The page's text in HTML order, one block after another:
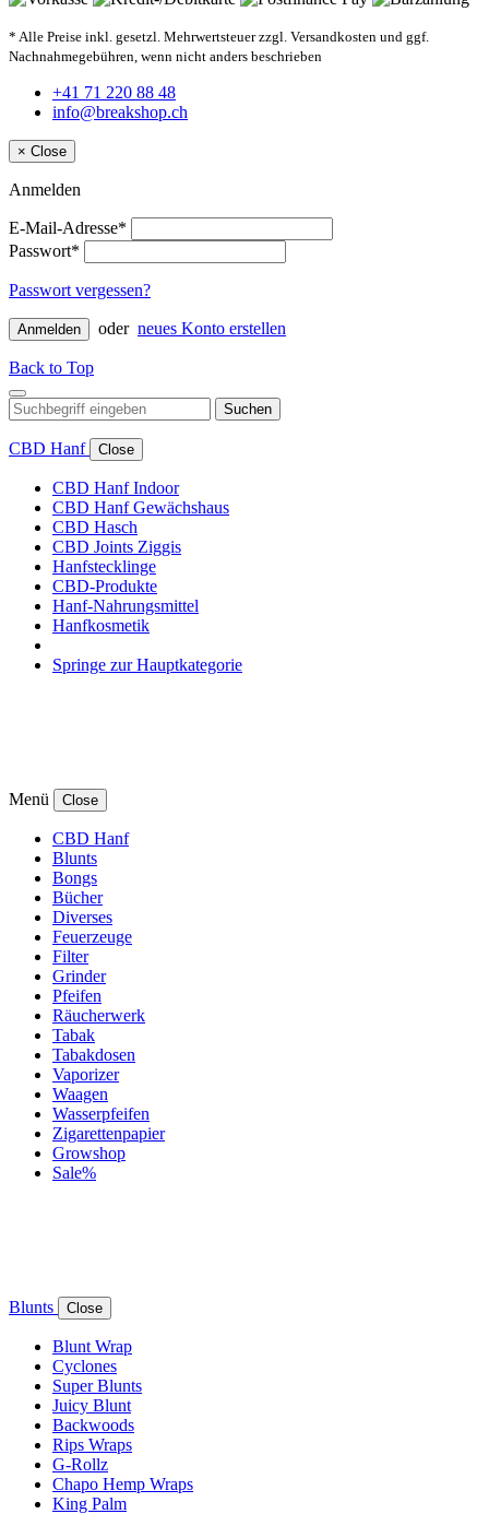
* Alle Preise inkl. gesetzl. Mehrwertsteuer zzgl. Versandkosten und ggf.
Nachnahmegebühren, wenn nicht anders beschrieben
+41 71 220 88 48
info@breakshop.ch
× Close
Anmelden
E-Mail-Adresse*
Passwort*
Passwort vergessen?
Anmelden oder neues Konto erstellen
Back to Top
Suchen
CBD Hanf Close
CBD Hanf Indoor
CBD Hanf Gewächshaus
CBD Hasch
CBD Joints Ziggis
Hanfstecklinge
CBD-Produkte
Hanf-Nahrungsmittel
Hanfkosmetik
Springe zur Hauptkategorie
Menü Close
CBD Hanf
Blunts
Bongs
Bücher
Diverses
Feuerzeuge
Filter
Grinder
Pfeifen
Räucherwerk
Tabak
Tabakdosen
Vaporizer
Waagen
Wasserpfeifen
Zigarettenpapier
Growshop
Sale%
Blunts Close
Blunt Wrap
Cyclones
Super Blunts
Juicy Blunt
Backwoods
Rips Wraps
G-Rollz
Chapo Hemp Wraps
King Palm